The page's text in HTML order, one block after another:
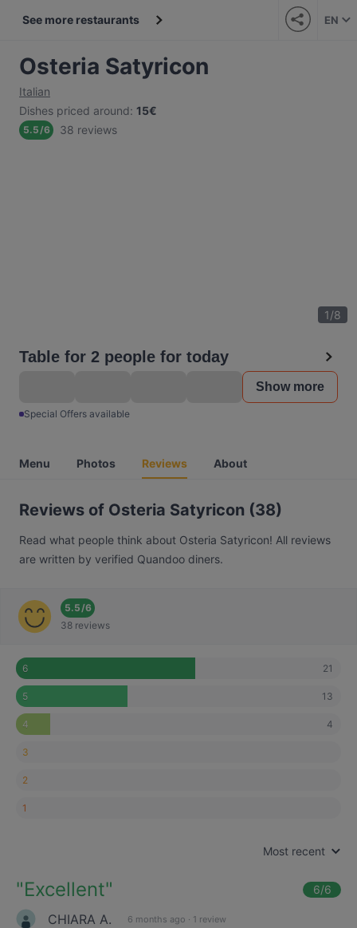
See more restaurants EN
Osteria Satyricon
Italian
Dishes priced around: 15€
5.5/6 38 reviews
1/8
Table for 2 people for today
Show more
Special Offers available
Menu Photos Reviews About
Reviews of Osteria Satyricon (38)
Read what people think about Osteria Satyricon! All reviews
are written by verified Quandoo diners.
5.5/6
38 reviews
6 21
5 13
4 4
3
2
1
Most recent
"Excellent" 6/6
CHIARA A. 6 months ago · 1 review